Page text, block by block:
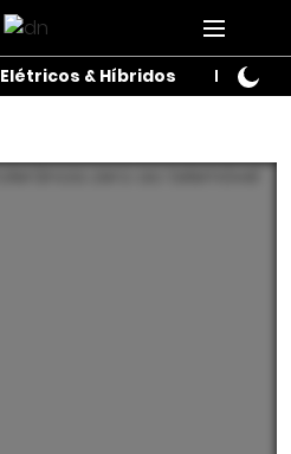
Elétricos & Híbridos Motos